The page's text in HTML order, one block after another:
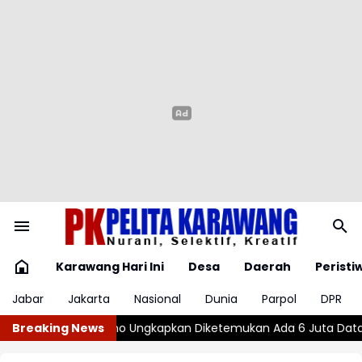
Karawang Hari Ini Desa Daerah
Jabar
Jakarta Nasional Dunia Parpol
DPR
Breaking News
Ada 6 Juta Data Ganda Siswa Penerima MBG Wajar